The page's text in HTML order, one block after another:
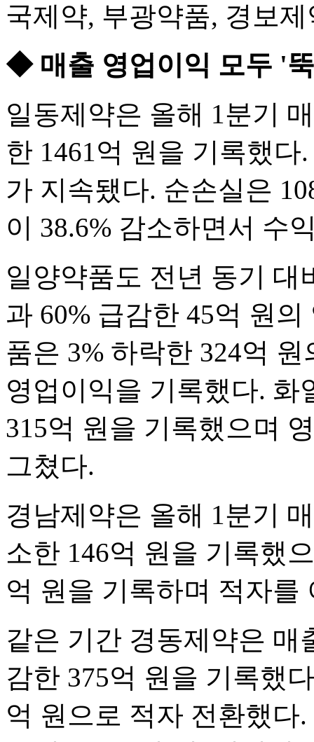
국제약, 부광약품, 경보
◆ 매출 영업이익 모두 '
일동제약은 올해 1분기
한 1461억 원을 기록했
가 지속됐다. 순손실은
이 38.6% 감소하면서 수
일양약품도 전년 동기 대
과 60% 급감한 45억 원
품은 3% 하락한 324억
영업이익을 기록했다. 화
315억 원을 기록했으며
그쳤다.
경남제약은 올해 1분기
소한 146억 원을 기록했
억 원을 기록하며 적자를
같은 기간 경동제약은 매
감한 375억 원을 기록했
억 원으로 적자 전환했다